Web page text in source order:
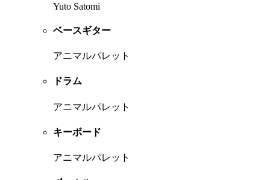
Yuto Satomi
ベースギター
アニマルパレット
ドラム
アニマルパレット
キーボード
アニマルパレット